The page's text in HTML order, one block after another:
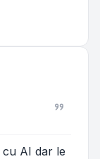
AI dar le